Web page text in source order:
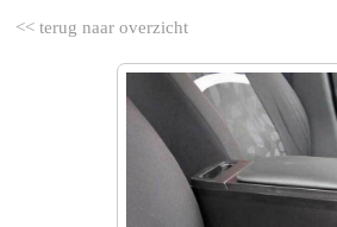
<< terug naar overzicht